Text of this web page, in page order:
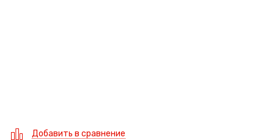
Добавить в сравнение